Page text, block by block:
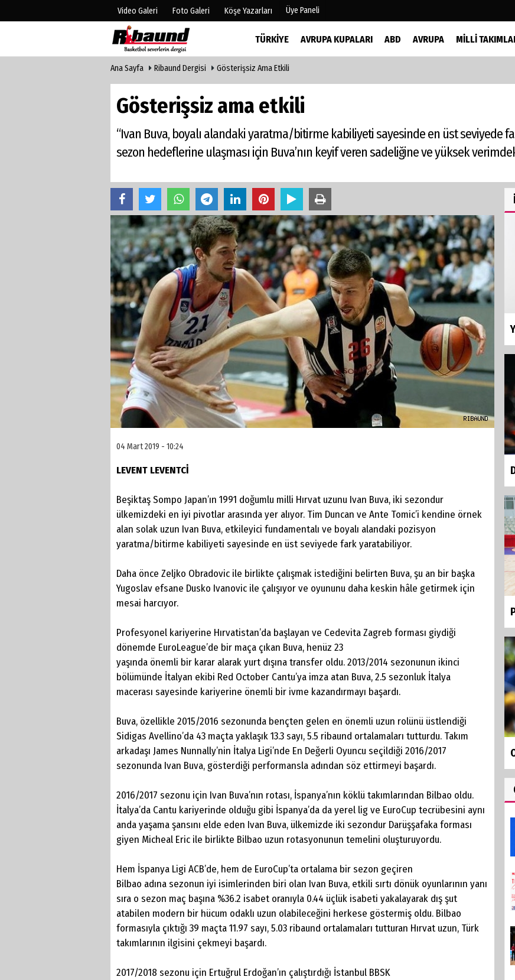
Video Galeri Foto Galeri Köşe Yazarları Üye Paneli
TÜRKIYE AVRUPA KUPALARI ABD AVRUPA MILLI
Hava Durumu
Anketler
Ana Sayfa Ribaund Dergisi Gösterişsiz Ama Etkili
Gösterişsiz ama etkili
“Ivan Buva, boyalı alandaki yaratma/bitirme kabiliyeti sayesinde en üst seviyede
sezon hedeflerine ulaşması için Buva’nın keyif veren sadeliğine ve yüksek
04 Mart 2019 - 10:24
LEVENT LEVENTCİ
Beşiktaş Sompo Japan’ın 1991 doğumlu milli Hırvat uzunu Ivan Buva, iki sezondur
ülkemizdeki en iyi pivotlar arasında yer alıyor. Tim Duncan ve Ante Tomic’i kendine örnek
alan solak uzun Ivan Buva, etkileyici fundamentalı ve boyalı alandaki pozisyon
yaratma/bitirme kabiliyeti sayesinde en üst seviyede fark yaratabiliyor.
Daha önce Zeljko Obradovic ile birlikte çalışmak istediğini belirten Buva, şu an bir başka
Yugoslav efsane Dusko Ivanovic ile çalışıyor ve oyununu daha keskin hâle getirmek için
mesai harcıyor.
Profesyonel kariyerine Hırvatistan’da başlayan ve Cedevita Zagreb forması giydiği
dönemde EuroLeague’de bir maça çıkan Buva, henüz 23
yaşında önemli bir karar alarak yurt dışına transfer oldu. 2013/2014 sezonunun ikinci
bölümünde İtalyan ekibi Red October Cantu’ya imza atan Buva, 2.5 sezonluk İtalya
macerası sayesinde kariyerine önemli bir ivme kazandırmayı başardı.
Buva, özellikle 2015/2016 sezonunda bençten gelen en önemli uzun rolünü üstlendiği
Sidigas Avellino’da 43 maçta yaklaşık 13.3 sayı, 5.5 ribaund ortalamaları tutturdu. Takım
arkadaşı James Nunnally’nin İtalya Ligi’nde En Değerli Oyuncu seçildiği 2016/2017
sezonunda Ivan Buva, gösterdiği performansla adından söz ettirmeyi başardı.
2016/2017 sezonu için Ivan Buva’nın rotası, İspanya’nın köklü takımlarından Bilbao oldu.
İtalya’da Cantu kariyerinde olduğu gibi İspanya’da da yerel lig ve EuroCup tecrübesini aynı
anda yaşama şansını elde eden Ivan Buva, ülkemizde iki sezondur Darüşşafaka forması
giyen Micheal Eric ile birlikte Bilbao uzun rotasyonunun temelini oluşturuyordu.
Hem İspanya Ligi ACB’de, hem de EuroCup’ta ortalama bir sezon geçiren
Bilbao adına sezonun iyi isimlerinden biri olan Ivan Buva, etkili sırtı dönük oyunlarının yanı
sıra o sezon maç başına %36.2 isabet oranıyla 0.44 üçlük isabeti yakalayarak dış şut
atabilen modern bir hücum odaklı uzun olabileceğini herkese göstermiş oldu. Bilbao
formasıyla çıktığı 39 maçta 11.97 sayı, 5.03 ribaund ortalamaları tutturan Hırvat uzun, Türk
takımlarının ilgisini çekmeyi başardı.
2017/2018 sezonu için Ertuğrul Erdoğan’ın çalıştırdığı İstanbul BBSK